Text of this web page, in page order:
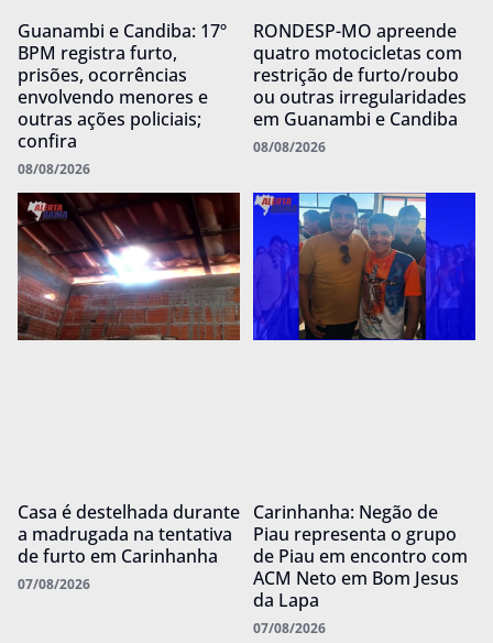
Guanambi e Candiba: 17º
BPM registra furto,
prisões, ocorrências
envolvendo menores e
outras ações policiais;
confira
08/08/2026
RONDESP-MO apreende
quatro motocicletas com
restrição de furto/roubo
ou outras irregularidades
em Guanambi e Candiba
08/08/2026
Casa é destelhada durante
a madrugada na tentativa
de furto em Carinhanha
07/08/2026
Carinhanha: Negão de
Piau representa o grupo
de Piau em encontro com
ACM Neto em Bom Jesus
da Lapa
07/08/2026